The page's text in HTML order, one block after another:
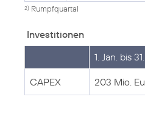
2) Rumpfquartal
Investitionen
1. Jan. bis
CAPEX 203 Mio.